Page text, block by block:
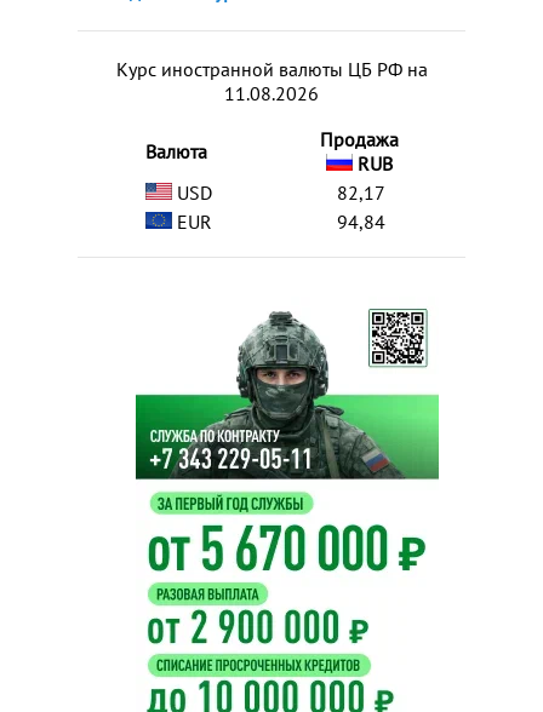
Курс иностранной валюты ЦБ РФ на
11.08.2026
Валюта
Продажа
RUB
USD
82,17
EUR
94,84